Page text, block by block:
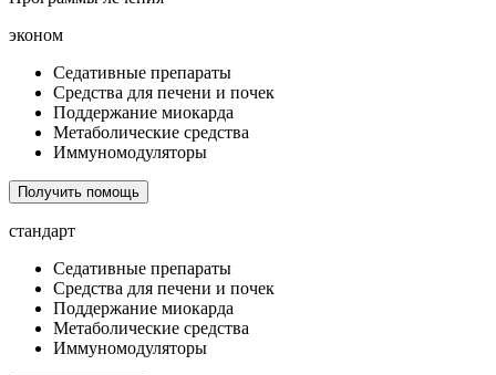
эконом
Седативные препараты
Средства для печени и почек
Поддержание миокарда
Метаболические средства
Иммуномодуляторы
Получить помощь
стандарт
Седативные препараты
Средства для печени и почек
Поддержание миокарда
Метаболические средства
Иммуномодуляторы